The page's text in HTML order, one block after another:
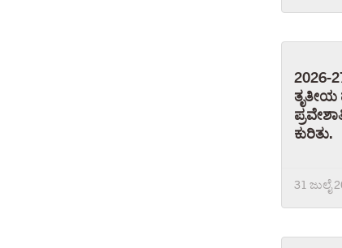
2026-
ಕುರಿತು.
31 ಜುಲೈ